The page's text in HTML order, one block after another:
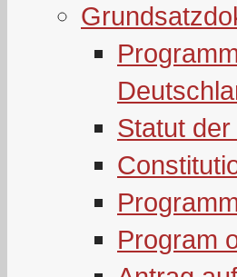
Statut der
Program